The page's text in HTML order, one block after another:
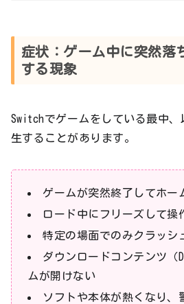
症状：ゲーム中に突然落
する現象
Switchでゲームをしている最中
生することがあります。
ゲームが突然終了してホー
ロード中にフリーズして操
特定の場面でのみクラッシ
ダウンロードコンテンツ（
ムが開けない
ソフトや本体が熱くなり、